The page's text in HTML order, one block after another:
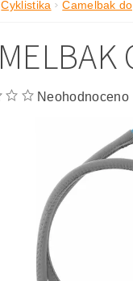
Cyklistika Camelbak
Neohodnoceno